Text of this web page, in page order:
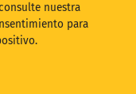
nosotros
nuestra
para